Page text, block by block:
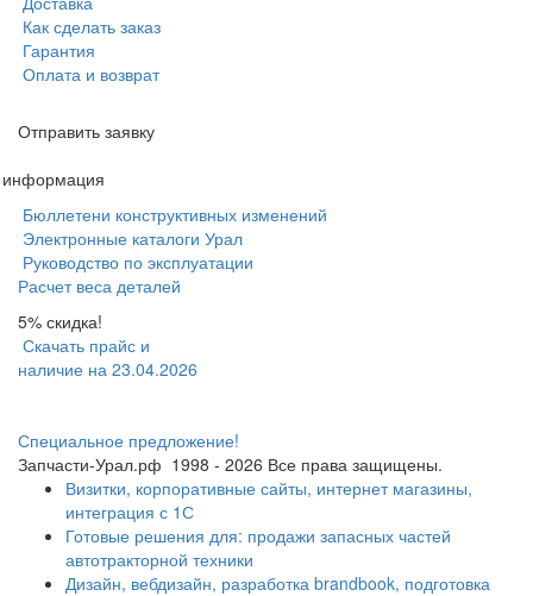
Как сделать заказ
Гарантия
Оплата и возврат
Отправить заявку
информация
Бюллетени конструктивных изменений
Электронные каталоги Урал
Руководство по эксплуатации
Расчет веса деталей
5% скидка!
Скачать прайс и
наличие на 23.04.2026
Специальное предложение!
Запчасти-Урал.рф 1998 - 2026 Все права защищены.
Визитки, корпоративные сайты, интернет магазины,
интеграция с 1С
Готовые решения для: продажи запасных частей
автотракторной техники
Дизайн, вебдизайн, разработка brandbook, подготовка